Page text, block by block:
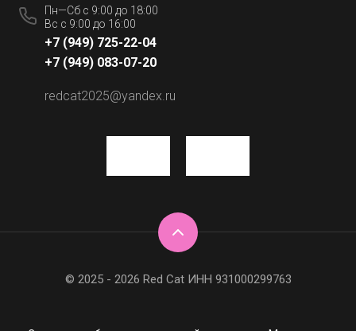
Пн—Сб с 9:00 до 18:00
Вс с 9:00 до 16:00
+7 (949) 725-22-04
+7 (949) 083-07-20
redcat2025@yandex.ru
© 2025 - 2026 Red Cat ИНН 931000299763